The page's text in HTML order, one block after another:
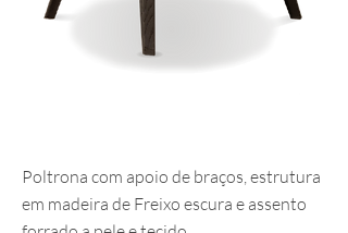
Poltrona com apoio de braços, estrutura
em madeira de Freixo escura e assento